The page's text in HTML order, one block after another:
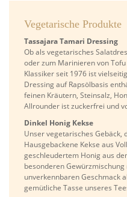
Vegetarische Produkte
Tassajara Tamari Dressing
Ob als vegetarisches
oder zum Marinieren von
Klassiker seit 1976 ist
Dressing auf Rapsölbasis
feinen Kräutern, Steinsalz,
Allrounder ist zuckerfrei und
Dinkel Honig Kekse
Unser vegetarisches Gebäck,
Hausgebackene Kekse aus
geschleudertem Honig aus
besonderen
unverkennbaren Geschmack
gemütliche Tasse unseres